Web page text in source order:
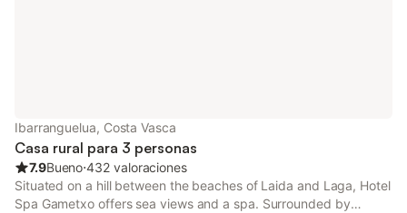
Ibarranguelua, Costa Vasca
Casa rural para 3 personas
7.9Bueno⋅432 valoraciones
Situated on a hill between the beaches of Laida and Laga, Hotel
Spa Gametxo offers sea views and a spa. Surrounded by